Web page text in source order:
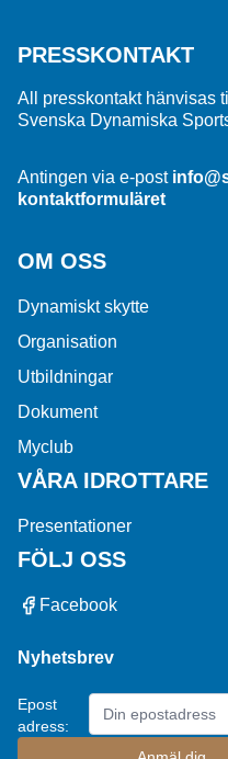
PRESSKONTAKT
All presskontakt hänvisas
Svenska Dynamiska
Antingen via e-post
kontaktformuläret
OM OSS
Dynamiskt skytte
Organisation
Utbildningar
Dokument
Myclub
VÅRA IDROTTARE
Presentationer
FÖLJ OSS
Facebook
Nyhetsbrev
Epost
adress: